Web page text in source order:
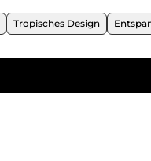
Tropisches Design